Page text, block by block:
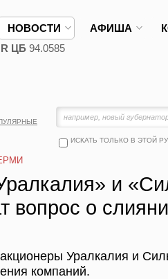
НОВОСТИ АФИША
ЦБ 94.0585
ИСКАТЬ ТОЛЬКО В ЭТОЙ
и
вопрос о
Уралкалия и
компаний.